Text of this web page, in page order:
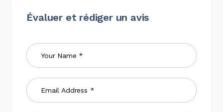
Évaluer et rédiger un avis